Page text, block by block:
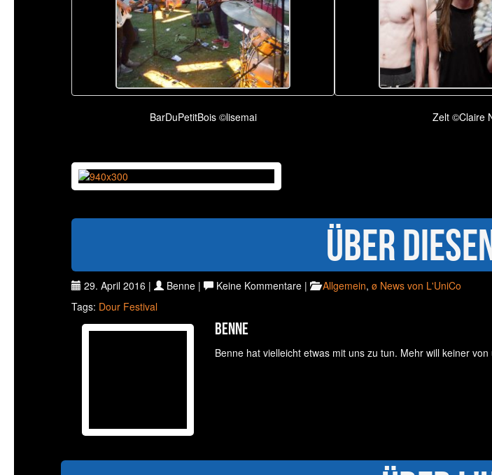
BarDuPetitBois ©lisemai Zelt ©Claire
Über
29. April 2016 | Benne | Keine Kommentare | Allgemein, ø News von L'UniCo
Tags: Dour Festival
Benne
Benne hat vielleicht etwas mit uns zu tun. Mehr will keiner